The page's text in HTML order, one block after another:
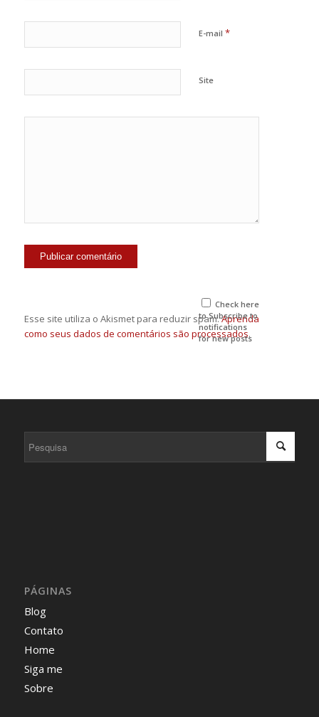
E-mail *
Site
Check here
to Subscribe to
notifications
for new posts
Esse site utiliza o Akismet para reduzir spam.Aprenda
como seus dados de comentários são processados.
PÁGINAS
Blog
Contato
Home
Siga me
Sobre